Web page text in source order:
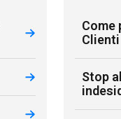
Come
Clienti
Stop